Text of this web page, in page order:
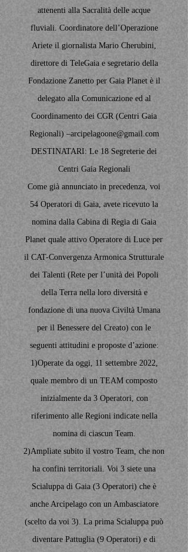
attenenti alla Sacralità delle acque
fluviali. Coordinatore dell’Operazione
Ariete il giornalista Mario Cherubini,
direttore di TeleGaia e segretario della
Fondazione Zanetto per Gaia Planet è il
delegato alla Comunicazione ed al
Coordinamento dei CGR (Centri Gaia
Regionali) –arcipelagoone@gmail.com
DESTINATARI: Le 18 Segreterie dei
Centri Gaia Regionali
Come già annunciato in precedenza, voi
54 Operatori di Gaia, avete ricevuto la
nomina dalla Cabina di Regia di Gaia
Planet quale attivo Operatore di Luce per
il CAT-Convergenza Armonica Strutturale
dei Talenti (Rete per l’unità dei Popoli
della Terra nella loro diversità e
fondazione di una nuova Civiltà Umana
per il Benessere del Creato) con le
seguenti attitudini e proposte d’azione:
1)Operate da oggi, 11 settembre 2022,
quale membro di un TEAM composto
inizialmente da 3 Operatori, con
riferimento alle Regioni indicate nella
nomina di ciascun Team.
2)Ampliate subito il vostro Team, che non
ha confini territoriali. Voi 3 siete una
Scialuppa di Gaia (3 Operatori) che è
anche Arcipelago con un Ambasciatore
(scelto da voi 3). La prima Scialuppa può
diventare Pattuglia (9 Operatori) e di